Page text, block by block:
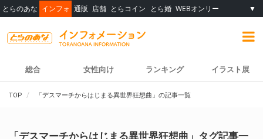
とらのあな インフォ 通販 店舗 とらコイン とら婚 WEBオンリー ▼
総合 女性向け ランキング イラスト展
TOP 「デスマーチからはじまる異世界狂想曲」の記事一覧
「デスマーチからはじまる異世界狂想曲」タグ記事一